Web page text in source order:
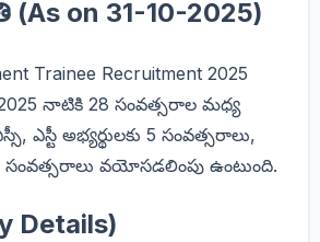
on 31-10-2025)
Trainee Recruitment 2025
2025 నాటికి 28 సంవత్సరాల మధ్య
ఎస్టీ అభ్యర్థులకు 5 సంవత్సరాలు,
సంవత్సరాలు వయోసడలింపు ఉంటుంది.
Details)